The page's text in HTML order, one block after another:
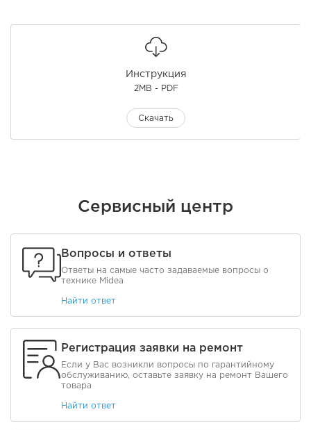
Инструкция
2MB - PDF
Скачать
Сервисный центр
Вопросы и ответы
Ответы на самые часто задаваемые вопросы о
технике Midea
Найти ответ
Регистрация заявки на ремонт
Если у Вас возникли вопросы по гарантийному
обслуживанию, оставьте заявку на ремонт Вашего
товара
Найти ответ